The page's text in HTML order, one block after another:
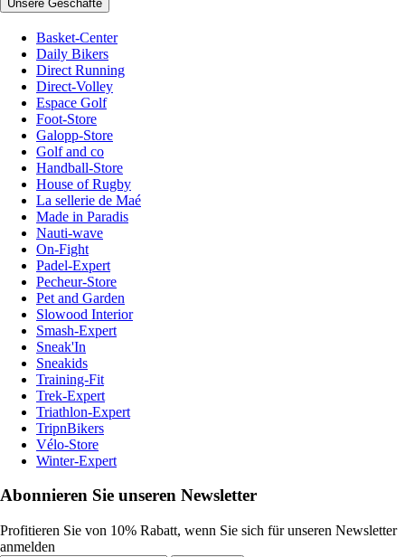
Unsere Geschäfte
Basket-Center
Daily Bikers
Direct Running
Direct-Volley
Espace Golf
Foot-Store
Galopp-Store
Golf and co
Handball-Store
House of Rugby
La sellerie de Maé
Made in Paradis
Nauti-wave
On-Fight
Padel-Expert
Pecheur-Store
Pet and Garden
Slowood Interior
Smash-Expert
Sneak'In
Sneakids
Training-Fit
Trek-Expert
Triathlon-Expert
TripnBikers
Vélo-Store
Winter-Expert
Abonnieren Sie unseren Newsletter
Profitieren Sie von 10% Rabatt, wenn Sie sich für unseren Newsletter
anmelden